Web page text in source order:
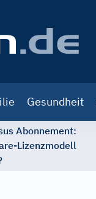
Gesundheit
Abonnement:
Lizenzmodell